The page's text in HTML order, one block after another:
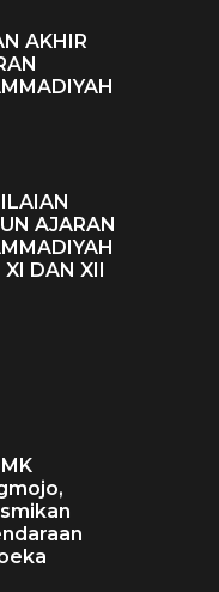
AKHIR
AJARAN
XI DAN XII